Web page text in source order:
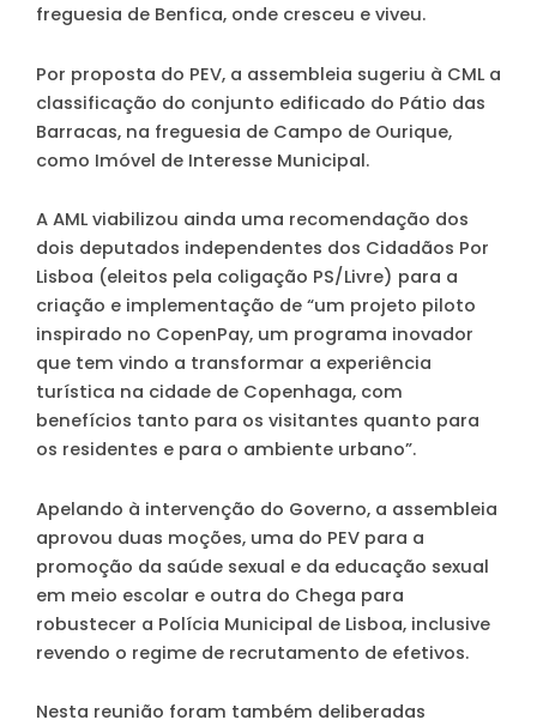
freguesia de Benfica, onde cresceu e viveu.
Por proposta do PEV, a assembleia sugeriu à CML a
classificação do conjunto edificado do Pátio das
Barracas, na freguesia de Campo de Ourique,
como Imóvel de Interesse Municipal.
A AML viabilizou ainda uma recomendação dos
dois deputados independentes dos Cidadãos Por
Lisboa (eleitos pela coligação PS/Livre) para a
criação e implementação de “um projeto piloto
inspirado no CopenPay, um programa inovador
que tem vindo a transformar a experiência
turística na cidade de Copenhaga, com
benefícios tanto para os visitantes quanto para
os residentes e para o ambiente urbano”.
Apelando à intervenção do Governo, a assembleia
aprovou duas moções, uma do PEV para a
promoção da saúde sexual e da educação sexual
em meio escolar e outra do Chega para
robustecer a Polícia Municipal de Lisboa, inclusive
revendo o regime de recrutamento de efetivos.
Nesta reunião foram também deliberadas